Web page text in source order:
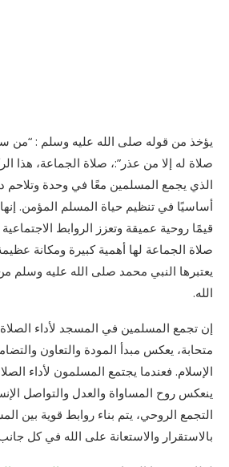
يؤخذ من قوله صلى الله عليه وسلم : “من سمع
صلاة له إلا من عذر”:، صلاة الجماعة، هذا
الذي يجمع المسلمين معًا في وحدة وتلاحم
أساسيًا في تنظيم حياة المسلم المؤمن.
قيمًا روحية عميقة وتعزز الروابط
صلاة الجماعة لها أهمية كبيرة ومكانة
يعتبرها النبي محمد صلى الله عليه وسلم
الله.
إن تجمع المسلمين في المسجد لأداء
متحابة، يعكس مبدأ المودة والتعاون
الإسلام. فعندما يجتمع المسلمون لأداء
ينعكس روح المساواة والعدل والتواصل
التجمع الروحي، يتم بناء روابط قوية بين
بالاستقرار والاستعانة على الله في كل